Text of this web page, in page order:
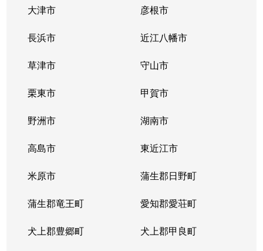
大津市 彦根市
長浜市 近江八幡市
草津市 守山市
栗東市 甲賀市
野洲市 湖南市
高島市 東近江市
米原市 蒲生郡日野町
蒲生郡竜王町 愛知郡愛荘町
犬上郡豊郷町 犬上郡甲良町